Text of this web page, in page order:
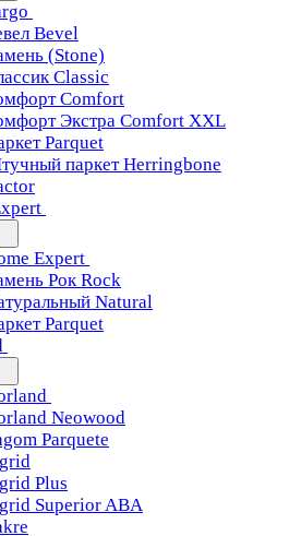
Bevel
(Stone)
Classic
Comfort
Экстра Comfort XXL
Parquet
паркет Herringbone
Expert
Рок Rock
Natural
Parquet
Neowood
Parquete
Plus
Superior ABA